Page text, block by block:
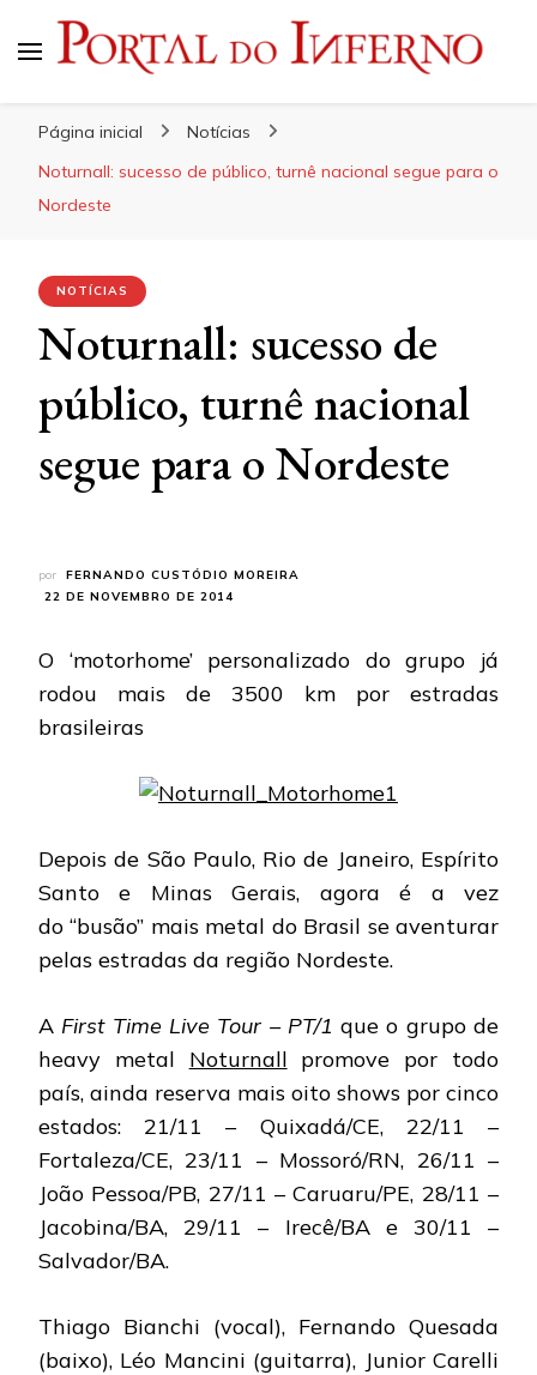
Página inicial
Notícias
Noturnall: sucesso de público, turnê nacional segue para o
Nordeste
NOTÍCIAS
Noturnall: sucesso de
público, turnê nacional
segue para o Nordeste
por
FERNANDO CUSTÓDIO MOREIRA
22 DE NOVEMBRO DE 2014
O ‘motorhome’ personalizado do grupo já
rodou mais de 3500 km por estradas
brasileiras
Depois de São Paulo, Rio de Janeiro, Espírito
Santo e Minas Gerais, agora é a vez
do “busão” mais metal do Brasil se aventurar
pelas estradas da região Nordeste.
A First Time Live Tour – PT/1 que o grupo de
heavy metal Noturnall promove por todo
país, ainda reserva mais oito shows por cinco
estados: 21/11 – Quixadá/CE, 22/11 –
Fortaleza/CE, 23/11 – Mossoró/RN, 26/11 –
João Pessoa/PB, 27/11 – Caruaru/PE, 28/11 –
Jacobina/BA, 29/11 – Irecê/BA e 30/11 –
Salvador/BA.
Thiago Bianchi (vocal), Fernando Quesada
(baixo), Léo Mancini (guitarra), Junior Carelli